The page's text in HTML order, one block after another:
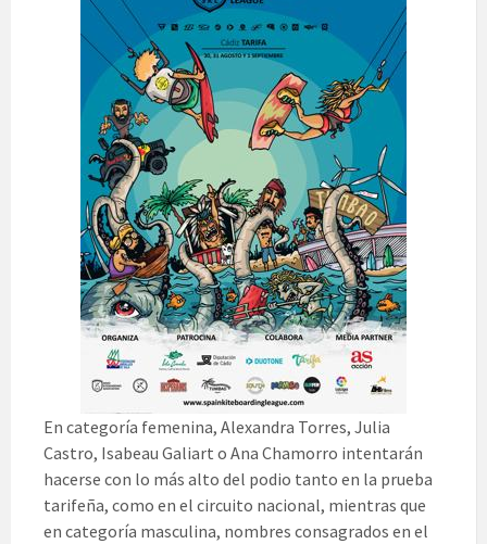
En categoría femenina, Alexandra Torres, Julia
Castro, Isabeau Galiart o Ana Chamorro intentarán
hacerse con lo más alto del podio tanto en la prueba
tarifeña, como en el circuito nacional, mientras que
en categoría masculina, nombres consagrados en el